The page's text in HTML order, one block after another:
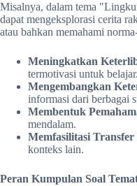
Misalnya, dalam tema
dapat mengeksplorasi cerita
atau bahkan memahami
Meningkatkan
termotivasi untuk belajar.
Mengembangkan
informasi dari berbagai
Membentuk
mendalam.
Memfasilitasi Transfer
konteks lain.
Peran Kumpulan Soal